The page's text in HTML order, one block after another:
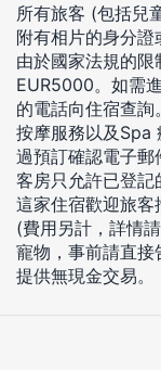
所有旅客 (包括兒
附有相片的身分證
由於國家法規的
EUR5000。如需
的電話向住宿查詢。
按摩服務以及Spa
過預訂確認電子郵
客房只允許已登記
這家住宿歡迎旅客
(費用另計，詳情
寵物，事前請直接
提供無現金交易。